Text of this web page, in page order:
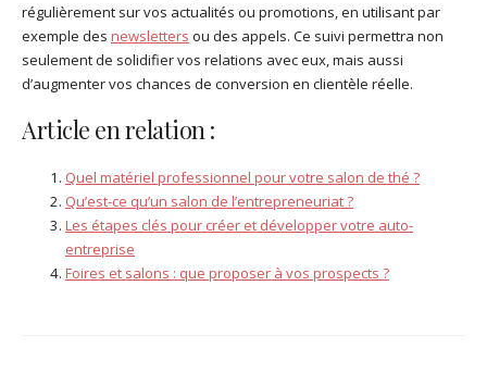
régulièrement sur vos actualités ou promotions, en utilisant par
exemple des newsletters ou des appels. Ce suivi permettra non
seulement de solidifier vos relations avec eux, mais aussi
d’augmenter vos chances de conversion en clientèle réelle.
Article en relation :
Quel matériel professionnel pour votre salon de thé ?
Qu’est-ce qu’un salon de l’entrepreneuriat ?
Les étapes clés pour créer et développer votre auto-
entreprise
Foires et salons : que proposer à vos prospects ?